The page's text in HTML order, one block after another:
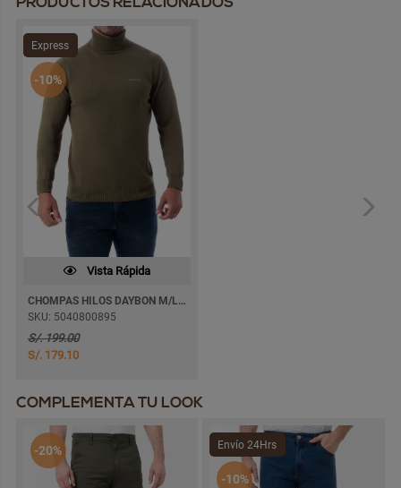
PRODUCTOS RELACIONADOS
Express
-10%
Vista Rápida
CHOMPAS HILOS DAYBON M/LARGA
SKU: 5040800895
S/. 199.00
S/. 179.10
COMPLEMENTA TU LOOK
-20% Envío 24Hrs
-10%